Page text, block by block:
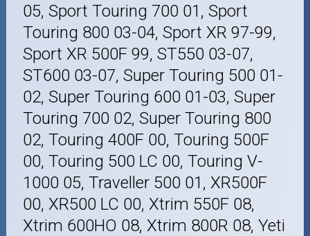
05, Sport Touring 700 01, Sport
Touring 800 03-04, Sport XR 97-99,
Sport XR 500F 99, ST550 03-07,
ST600 03-07, Super Touring 500 01-
02, Super Touring 600 01-03, Super
Touring 700 02, Super Touring 800
02, Touring 400F 00, Touring 500F
00, Touring 500 LC 00, Touring V-
1000 05, Traveller 500 01, XR500F
00, XR500 LC 00, Xtrim 550F 08,
Xtrim 600HO 08, Xtrim 800R 08, Yeti